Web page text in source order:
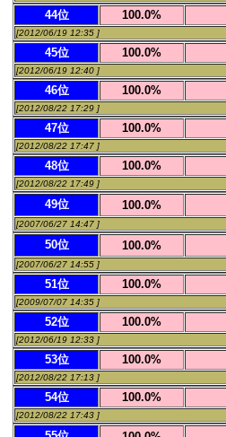
44位
100.0%
[2012/06/19 12:35 ]
45位 100.0%
[2012/06/19 12:40 ]
46位 100.0%
[2012/08/22 17:29 ]
47位 100.0%
[2012/08/22 17:47 ]
48位 100.0%
[2012/08/22 17:49 ]
49位 100.0%
[2007/06/27 14:47 ]
50位 100.0%
[2007/06/27 14:55 ]
51位 100.0%
[2009/07/07 14:35 ]
52位 100.0%
[2012/06/19 12:33 ]
53位 100.0%
[2012/08/22 17:13 ]
54位 100.0%
[2012/08/22 17:43 ]